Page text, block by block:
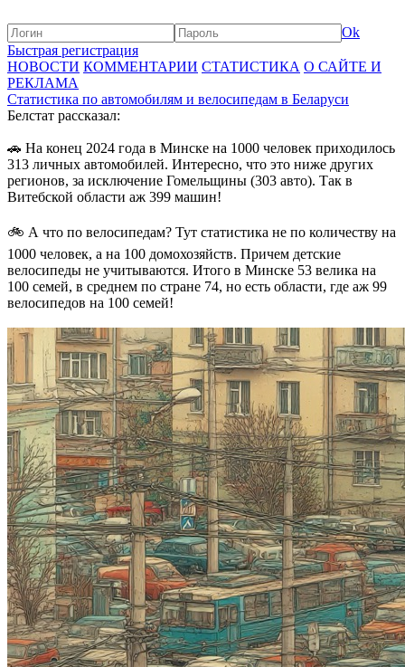
Ok
Быстрая регистрация
НОВОСТИ КОММЕНТАРИИ СТАТИСТИКА О САЙТЕ И
РЕКЛАМА
Статистика по автомобилям и велосипедам в Беларуси
Белстат рассказал:
🚗 На конец 2024 года в Минске на 1000 человек приходилось
313 личных автомобилей. Интересно, что это ниже других
регионов, за исключение Гомельщины (303 авто). Так в
Витебской области аж 399 машин!
🚲 А что по велосипедам? Тут статистика не по количеству на
1000 человек, а на 100 домохозяйств. Причем детские
велосипеды не учитываются. Итого в Минске 53 велика на
100 семей, в среднем по стране 74, но есть области, где аж 99
велосипедов на 100 семей!